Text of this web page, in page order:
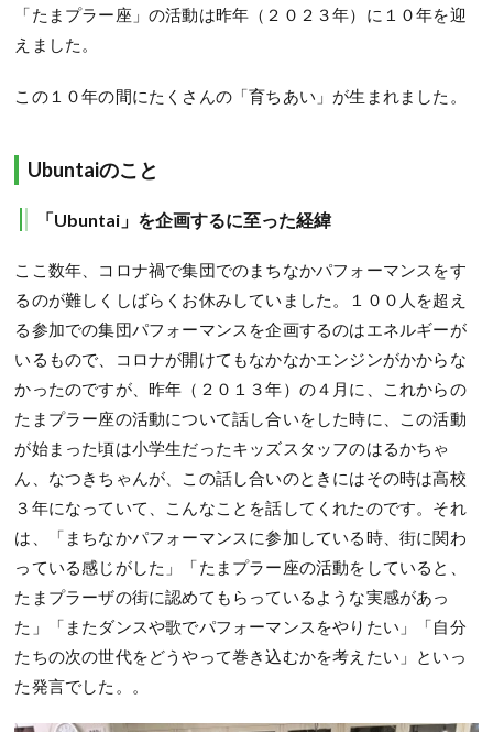
「たまプラー座」の活動は昨年（２０２３年）に１０年を迎
えました。
この１０年の間にたくさんの「育ちあい」が生まれました。
Ubuntaiのこと
「Ubuntai」を企画するに至った経緯
ここ数年、コロナ禍で集団でのまちなかパフォーマンスをす
るのが難しくしばらくお休みしていました。１００人を超え
る参加での集団パフォーマンスを企画するのはエネルギーが
いるもので、コロナが開けてもなかなかエンジンがかからな
かったのですが、昨年（２０１３年）の４月に、これからの
たまプラー座の活動について話し合いをした時に、この活動
が始まった頃は小学生だったキッズスタッフのはるかちゃ
ん、なつきちゃんが、この話し合いのときにはその時は高校
３年になっていて、こんなことを話してくれたのです。それ
は、「まちなかパフォーマンスに参加している時、街に関わ
っている感じがした」「たまプラー座の活動をしていると、
たまプラーザの街に認めてもらっているような実感があっ
た」「またダンスや歌でパフォーマンスをやりたい」「自分
たちの次の世代をどうやって巻き込むかを考えたい」といっ
た発言でした。。